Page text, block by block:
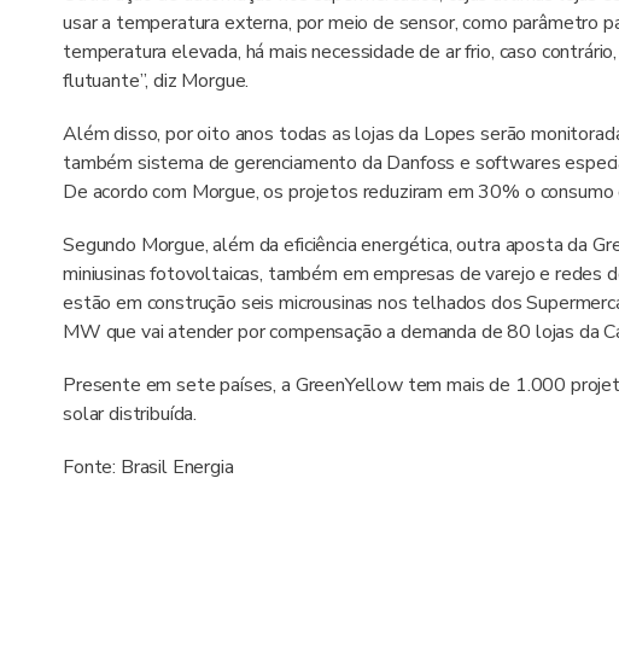
usar a temperatura externa, por meio de sensor, como parâmetro
temperatura elevada, há mais necessidade de ar frio, caso
flutuante”, diz Morgue.
Além disso, por oito anos todas as lojas da Lopes serão
também sistema de gerenciamento da Danfoss e softwares
De acordo com Morgue, os projetos reduziram em 30% o
Segundo Morgue, além da eficiência energética, outra aposta da
miniusinas fotovoltaicas, também em empresas de varejo e redes
estão em construção seis microusinas nos telhados dos
MW que vai atender por compensação a demanda de 80 lojas da
Presente em sete países, a GreenYellow tem mais de 1.000
solar distribuída.
Fonte: Brasil Energia